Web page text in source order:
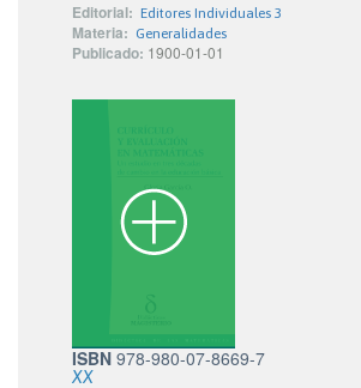
Editorial: Editores Individuales 3
Materia: Generalidades
Publicado: 1900-01-01
ISBN 978-980-07-8669-7
XX